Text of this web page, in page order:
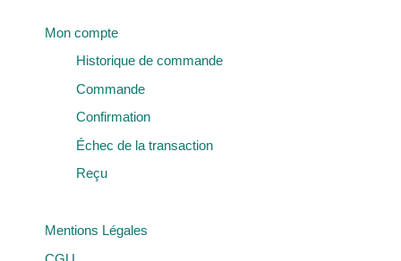
Mon compte
Historique de commande
Commande
Confirmation
Échec de la transaction
Reçu
Mentions Légales